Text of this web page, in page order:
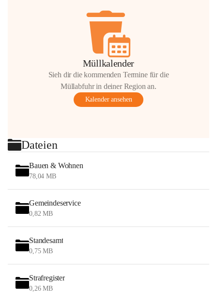
Müllkalender
Sieh dir die kommenden Termine für die
Müllabfuhr in deiner Region an.
Kalender ansehen
Dateien
Bauen & Wohnen
78,04 MB
Gemeindeservice
0,82 MB
Standesamt
0,75 MB
Strafregister
0,26 MB